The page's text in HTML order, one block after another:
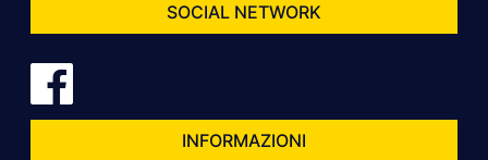
SOCIAL NETWORK
INFORMAZIONI